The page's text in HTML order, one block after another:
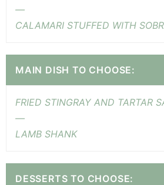
—
CALAMARI STUFFED WITH
MAIN DISH TO CHOOSE:
FRIED STINGRAY AND TARTAR
—
LAMB SHANK
DESSERTS TO CHOOSE: